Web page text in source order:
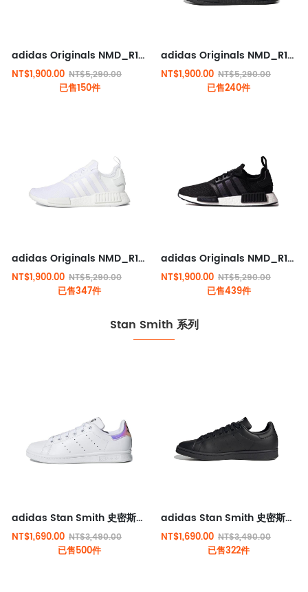
adidas Originals NMD_R1 運動鞋 黑藍紅
NT$1,900.00 NT$5,290.00
已售150件
adidas Originals NMD_R1 運動鞋 純黑
NT$1,900.00 NT$5,290.00
已售240件
adidas Originals NMD_R1 運動鞋 純白
NT$1,900.00 NT$5,290.00
已售347件
adidas Originals NMD_R1 運動鞋 黑白
NT$1,900.00 NT$5,290.00
已售439件
Stan Smith 系列
adidas Stan Smith 史密斯經典板款 白炫彩
NT$1,690.00 NT$3,490.00
已售500件
adidas Stan Smith 史密斯經典板款 純黑
NT$1,690.00 NT$3,490.00
已售322件